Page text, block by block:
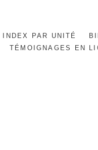
INDEX PAR UNITÉ
TÉMOIGNAGES EN